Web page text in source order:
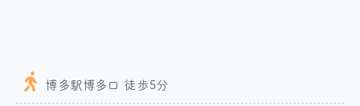
博多駅博多口 徒歩5分